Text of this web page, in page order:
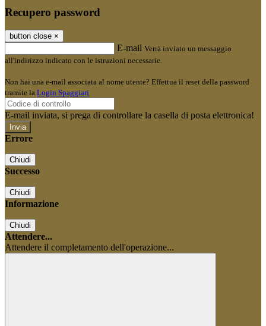
Recupero password
button close ×
E-mail Verrà inviato un messaggio
all'indirizzo indicato con le istruzioni necessarie.
Non hai una e-mail associata al nome utente? Effettua il reset della password
tramite la Login Spaggiari
E-mail inviata, si prega di controllare la casella di posta elettronica!
Errore
Chiudi
Successo
Chiudi
Informazione
Chiudi
Attendere...
Attendere il completamento dell'operazione...